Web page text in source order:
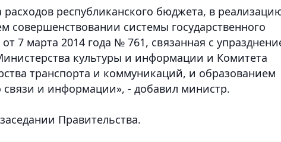
расходов республиканского бюджета, в
совершенствовании системы государственного
7 марта 2014 года № 761, связанная с
культуры и информации и Комитета
транспорта и коммуникаций, и образованием
связи и информации», - добавил министр.
Правительства.